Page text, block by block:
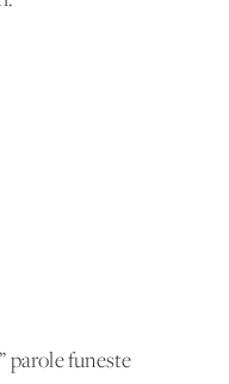
parole funeste